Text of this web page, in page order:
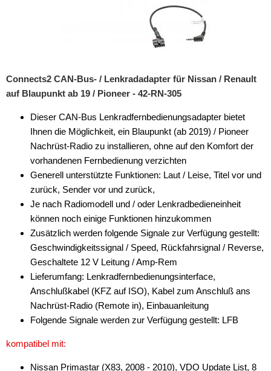
Antennenkabel
Antennensplitter
Antennenstab
Antennenstecker
Antennenverstärker
Antennenzubehör
Aux-In-Adapter
Bluetooth
CAN-BUS-Adapter
für Alfa Romeo
Connects2 CAN-Bus- / Lenkradadapter für Nissan / Renault
auf Blaupunkt ab 19 / Pioneer - 42-RN-305
Dieser CAN-Bus Lenkradfernbedienungsadapter bietet
Ihnen die Möglichkeit, ein Blaupunkt (ab 2019) / Pioneer
Nachrüst-Radio zu installieren, ohne auf den Komfort der
vorhandenen Fernbedienung verzichten
Generell unterstützte Funktionen: Laut / Leise, Titel vor und
zurück, Sender vor und zurück,
Je nach Radiomodell und / oder Lenkradbedieneinheit
können noch einige Funktionen hinzukommen
Zusätzlich werden folgende Signale zur Verfügung gestellt:
Geschwindigkeitssignal / Speed, Rückfahrsignal / Reverse,
Geschaltete 12 V Leitung / Amp-Rem
Lieferumfang: Lenkradfernbedienungsinterface,
Anschlußkabel (KFZ auf ISO), Kabel zum Anschluß ans
Nachrüst-Radio (Remote in), Einbauanleitung
Folgende Signale werden zur Verfügung gestellt: LFB
kompatibel mit:
Nissan Primastar (X83, 2008 - 2010), VDO Update List, 8